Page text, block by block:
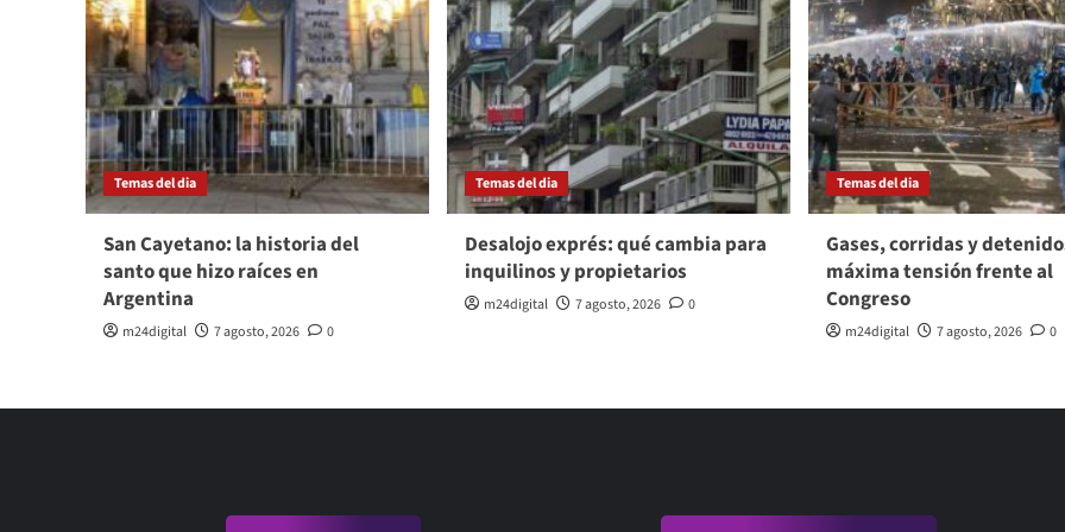
Temas del dia
San Cayetano: la historia del
santo que hizo raíces en
Argentina
m24digital 7 agosto, 2026 0
Temas del dia
Desalojo exprés: qué cambia para
inquilinos y propietarios
m24digital 7 agosto, 2026 0
Temas del dia
Gases, corridas y
máxima tensión frente al
Congreso
m24digital 7 agosto, 2026 0